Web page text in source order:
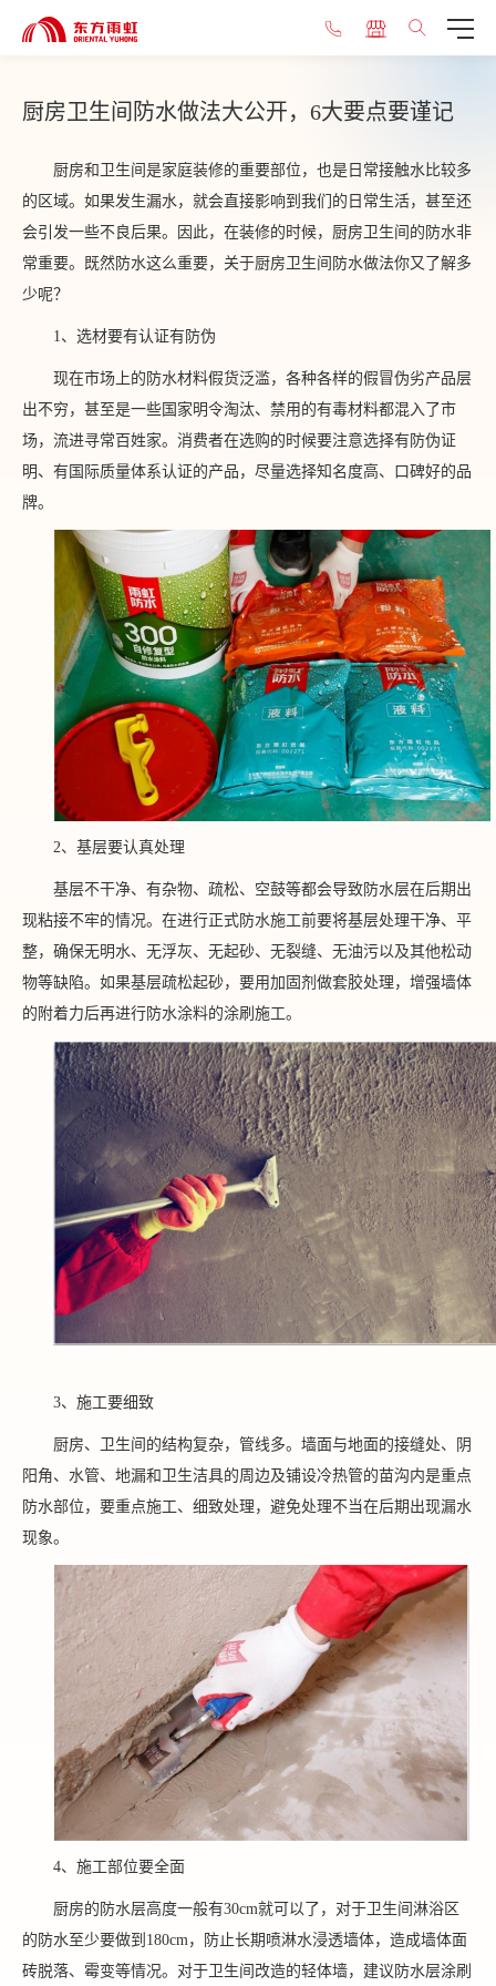
厨房卫生间防水做法大公开，6大要点要谨记
厨房和卫生间是家庭装修的重要部位，也是日常接触水比较多
的区域。如果发生漏水，就会直接影响到我们的日常生活，甚至还
会引发一些不良后果。因此，在装修的时候，厨房卫生间的防水非
常重要。既然防水这么重要，关于厨房卫生间防水做法你又了解多
少呢？
1、选材要有认证有防伪
现在市场上的防水材料假货泛滥，各种各样的假冒伪劣产品层
出不穷，甚至是一些国家明令淘汰、禁用的有毒材料都混入了市
场，流进寻常百姓家。消费者在选购的时候要注意选择有防伪证
明、有国际质量体系认证的产品，尽量选择知名度高、口碑好的品
牌。
2、基层要认真处理
基层不干净、有杂物、疏松、空鼓等都会导致防水层在后期出
现粘接不牢的情况。在进行正式防水施工前要将基层处理干净、平
整，确保无明水、无浮灰、无起砂、无裂缝、无油污以及其他松动
物等缺陷。如果基层疏松起砂，要用加固剂做套胶处理，增强墙体
的附着力后再进行防水涂料的涂刷施工。
3、施工要细致
厨房、卫生间的结构复杂，管线多。墙面与地面的接缝处、阴
阳角、水管、地漏和卫生洁具的周边及铺设冷热管的苗沟内是重点
防水部位，要重点施工、细致处理，避免处理不当在后期出现漏水
现象。
4、施工部位要全面
厨房的防水层高度一般有30cm就可以了，对于卫生间淋浴区
的防水至少要做到180cm，防止长期喷淋水浸透墙体，造成墙体面
砖脱落、霉变等情况。对于卫生间改造的轻体墙，建议防水层涂刷